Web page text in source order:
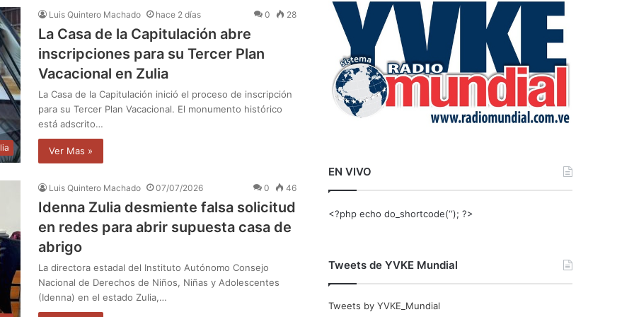
Luis Quintero Machado hace 2 días 0 28
La Casa de la Capitulación abre
inscripciones para su Tercer Plan
Vacacional en Zulia
La Casa de la Capitulación inició el proceso de inscripción
para su Tercer Plan Vacacional. El monumento histórico
está adscrito…
Ver Mas »
Luis Quintero Machado 07/07/2026 0 46
Idenna Zulia desmiente falsa solicitud
en redes para abrir supuesta casa de
abrigo
La directora estadal del Instituto Autónomo Consejo
Nacional de Derechos de Niños, Niñas y Adolescentes
(Idenna) en el estado Zulia,…
r
EN VIVO
<?php echo do_shortcode(‘‘); ?>
Tweets de YVKE Mundial
Tweets by YVKE_Mundial